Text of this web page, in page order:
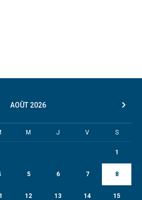
AOÛT 2026
M J V S
1
5 6 7 8
12 13 14 15